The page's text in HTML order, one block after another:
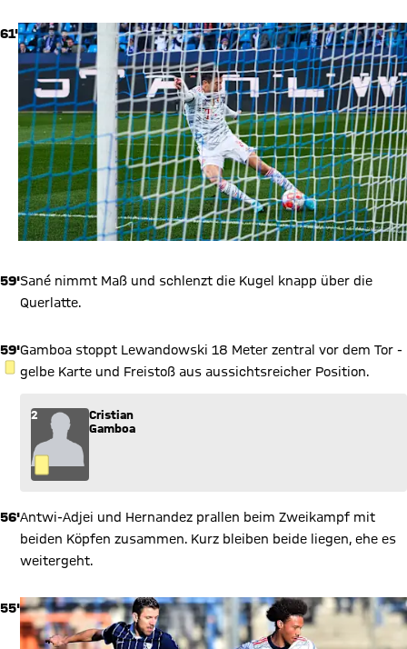
61'
59'Sané nimmt Maß und schlenzt die Kugel knapp über die
Querlatte.
59'
GELBE KARTE
Gamboa stoppt Lewandowski 18 Meter zentral vor dem Tor -
gelbe Karte und Freistoß aus aussichtsreicher Position.
2
Cristian
Gamboa
56'Antwi-Adjei und Hernandez prallen beim Zweikampf mit
beiden Köpfen zusammen. Kurz bleiben beide liegen, ehe es
weitergeht.
55'